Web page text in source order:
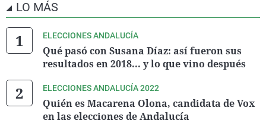
SOMOS FUTURO
DESPIERTA
0 0,01
258
IZAR
YA!
LO MÁS
ELECCIONES ANDALUCÍA
Qué pasó con Susana Díaz: así fueron sus
resultados en 2018... y lo que vino después
ELECCIONES ANDALUCÍA 2022
Quién es Macarena Olona, candidata de Vox
en las elecciones de Andalucía